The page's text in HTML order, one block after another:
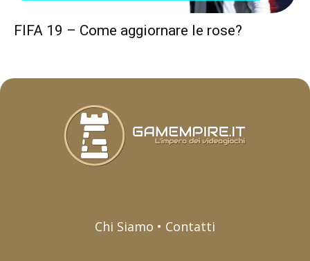
FIFA 19 – Come aggiornare le rose?
Chi Siamo • Contatti